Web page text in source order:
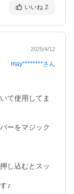
いいね 2
2025/4/12
may********さん
て使用してま
ーをマジック
し込むとスッ
♪